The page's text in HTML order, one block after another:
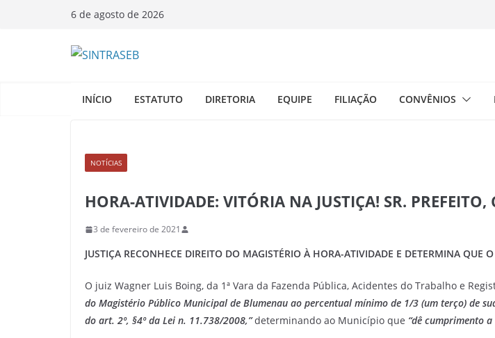
6 de agosto de 2026
INÍCIO ESTATUTO DIRETORIA EQUIPE FILIAÇÃO CONVÊNIOS
NOTÍCIAS
HORA-ATIVIDADE: VITÓRIA NA JUSTIÇA! SR. PREFEITO,
3 de fevereiro de 2021
JUSTIÇA RECONHECE DIREITO DO MAGISTÉRIO À HORA-ATIVIDADE E DETERMINA
O juiz Wagner Luis Boing, da 1ª Vara da Fazenda Pública, Acidentes do Trabalho e
do Magistério Público Municipal de Blumenau ao percentual mínimo de 1/3 (um terço) de
do art. 2º, §4º da Lei n. 11.738/2008,”determinando ao Município que “dê cumprimento a